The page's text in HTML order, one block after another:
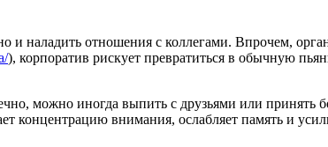
наладить отношения с коллегами. Впрочем,
), корпоратив рискует превратиться в обычную
можно иногда выпить с друзьями или принять
концентрацию внимания, ослабляет память и